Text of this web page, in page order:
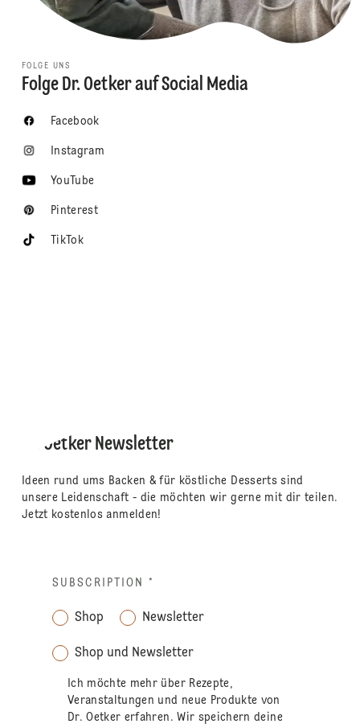
FOLGE UNS
Folge Dr. Oetker auf Social Media
Facebook
Instagram
YouTube
Pinterest
TikTok
Dr. Oetker Newsletter
Ideen rund ums Backen & für köstliche Desserts sind
unsere Leidenschaft - die möchten wir gerne mit dir teilen.
Jetzt kostenlos anmelden!
SUBSCRIPTION *
Shop Newsletter
Shop und Newsletter
Ich möchte mehr über Rezepte,
Veranstaltungen und neue Produkte von
Dr. Oetker erfahren. Wir speichern deine